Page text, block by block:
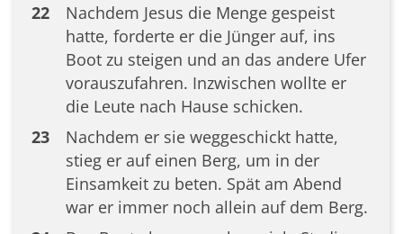
22
Nachdem Jesus die Menge gespeist
hatte, forderte er die Jünger auf, ins
Boot zu steigen und an das andere Ufer
vorauszufahren. Inzwischen wollte er
die Leute nach Hause schicken.
23
Nachdem er sie weggeschickt hatte,
stieg er auf einen Berg, um in der
Einsamkeit zu beten. Spät am Abend
war er immer noch allein auf dem Berg.